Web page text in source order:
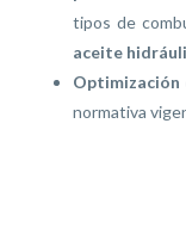
tipos de
aceite
Optimización
normativa